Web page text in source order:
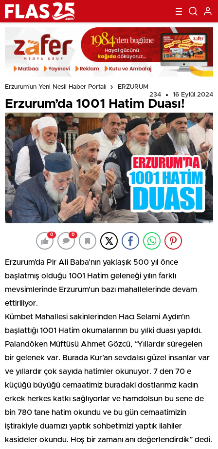
Erzurum'un Yeni Nesil Haber Portalı
ERZURUM
234
16 Eylül 2024
Erzurum’da 1001 Hatim Duası!
0 0
Erzurum’da Pir Ali Baba’nın yaklaşık 500 yıl önce
başlatmış olduğu 1001 Hatim geleneği yılın farklı
mevsimlerinde Erzurum’un bazı mahallelerinde devam
ettiriliyor.
Kümbet Mahallesi sakinlerinden Hacı Selami Aydın’ın
başlattığı 1001 Hatim okumalarının bu yılki duası yapıldı.
Palandöken Müftüsü Ahmet Gözcü, “Yıllardır süregelen
bir gelenek var. Burada Kur’an sevdalısı güzel insanlar var
ve yıllardır çok sayıda hatimler okunuyor. 7 den 70 e
küçüğü büyüğü cemaatimiz buradaki dostlarımız kadın
erkek herkes katkı sağlıyorlar ve hamdolsun bu sene de
bin 780 tane hatim okundu ve bu gün cemaatimizin
iştirakiyle duamızı yaptık sohbetimizi yaptık ilahiler
kasideler okundu. Hoş bir zamanı anı değerlendirdik” dedi.